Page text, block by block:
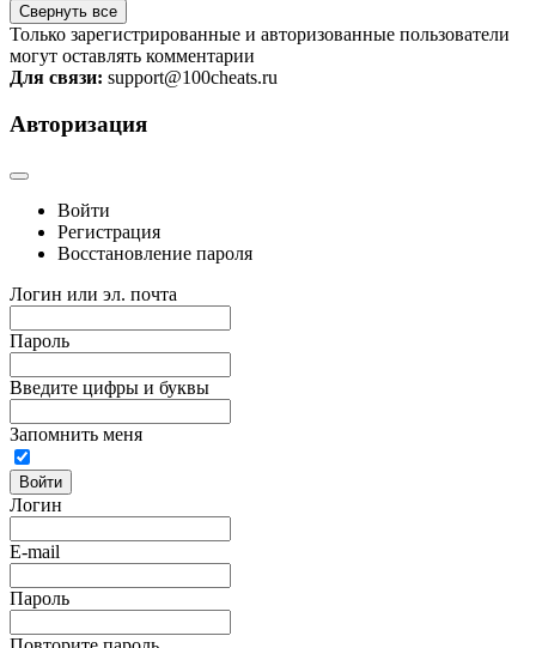
Свернуть все
Только зарегистрированные и авторизованные пользователи
могут оставлять комментарии
Для связи: support@100cheats.ru
Авторизация
Войти
Регистрация
Восстановление пароля
Логин или эл. почта
Пароль
Введите цифры и буквы
Запомнить меня
Войти
Логин
E-mail
Пароль